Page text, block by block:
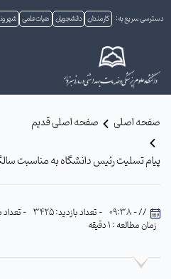
دسترسی سریع به: کارمندان دانشجویان هیات علمی
صفحه اصلی صفحه اصلی قدیم
پیام تسلیت رئیس دانشگاه به مناسبت
// - 09:38 - تعداد بازدید: 3425
- تعداد
زمان مطالعه : 1 دقیقه